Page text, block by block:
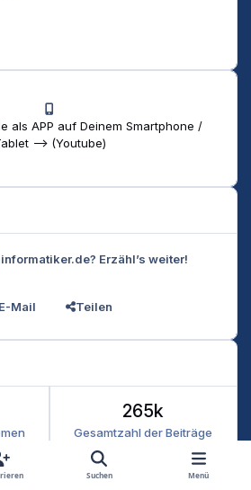
als APP auf Deinem Smartphone /
--> (Youtube)
Erzähl’s weiter!
Mail Teilen
Gesamtzahl der Beiträge
265k
Suchen Menü